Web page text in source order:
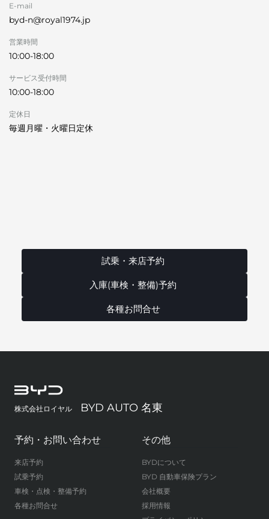
E-mail
byd-n@royal1974.jp
営業時間
10:00-18:00
サービス受付時間
10:00-18:00
定休日
毎週月曜・火曜日定休
試乗・来店予約
入庫(車検・整備)予約
各種お問合せ
株式会社ロイヤル BYD AUTO 名東
予約・お問い合わせ
来店予約
試乗予約
車検・点検・整備予約
各種お問合せ
その他
BYDについて
BYD 自動車保険プラン
会社概要
採用情報